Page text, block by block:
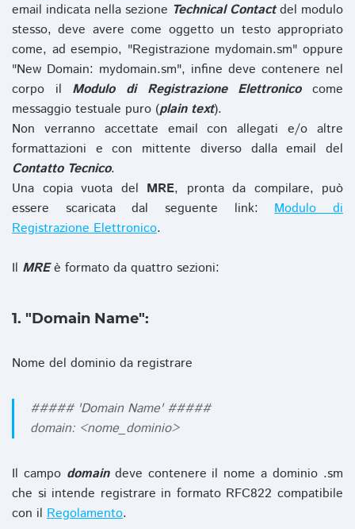
email indicata nella sezione Technical Contactdel modulo
stesso, deve avere come oggetto un testo appropriato
come, ad esempio, "Registrazione mydomain.sm" oppure
"New Domain: mydomain.sm", infine deve contenere nel
corpo il Modulo di Registrazione Elettronicocome
messaggio testuale puro (plain text).
Non verranno accettate email con allegati e/o altre
formattazioni e con mittente diverso dalla email del
Contatto Tecnico.
Una copia vuota del MRE, pronta da compilare, può
essere scaricata dal seguente link:Modulo di
Registrazione Elettronico.
Il MREè formato da quattro sezioni:
1. "Domain Name":
Nome del dominio da registrare
##### 'Domain Name' #####
domain: <nome_dominio>
Il campo domaindeve contenere il nome a dominio .sm
che si intende registrare in formato RFC822 compatibile
con il Regolamento.